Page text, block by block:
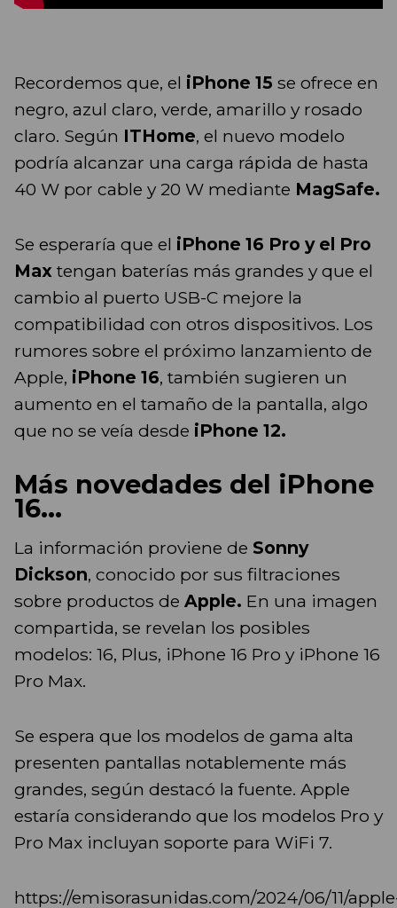
Recordemos que, el iPhone 15 se ofrece en
negro, azul claro, verde, amarillo y rosado
claro. Según ITHome, el nuevo modelo
podría alcanzar una carga rápida de hasta
40 W por cable y 20 W mediante MagSafe.
Se esperaría que el iPhone 16 Pro y el Pro
Max tengan baterías más grandes y que el
cambio al puerto USB-C mejore la
compatibilidad con otros dispositivos. Los
rumores sobre el próximo lanzamiento de
Apple, iPhone 16, también sugieren un
aumento en el tamaño de la pantalla, algo
que no se veía desde iPhone 12.
Más novedades del iPhone
16...
La información proviene de Sonny
Dickson, conocido por sus filtraciones
sobre productos de Apple. En una imagen
compartida, se revelan los posibles
modelos: 16, Plus, iPhone 16 Pro y iPhone 16
Pro Max.
Se espera que los modelos de gama alta
presenten pantallas notablemente más
grandes, según destacó la fuente. Apple
estaría considerando que los modelos Pro y
Pro Max incluyan soporte para WiFi 7.
https://emisorasunidas.com/2024/06/11/